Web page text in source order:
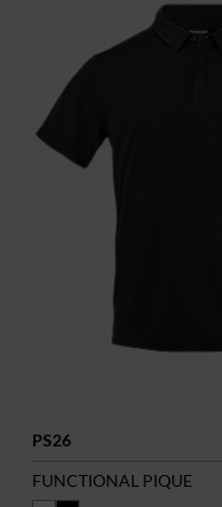
PS26
FUNCTIONAL PIQUE